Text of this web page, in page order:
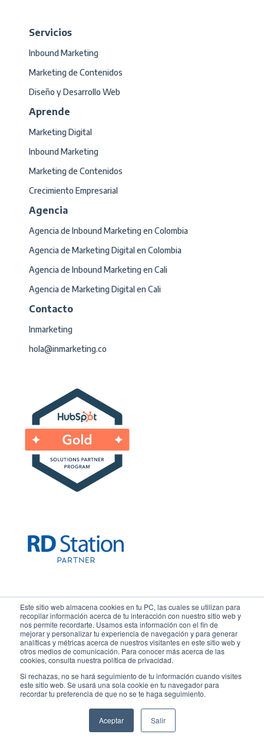
Este sitio web almacena cookies en tu PC, las cuales se utilizan para
recopilar información acerca de tu interacción con nuestro sitio web y
nos permite recordarte. Usamos esta información con el fin de
mejorar y personalizar tu experiencia de navegación y para generar
analíticas y métricas acerca de nuestros visitantes en este sitio web y
otros medios de comunicación. Para conocer más acerca de las
cookies, consulta nuestra política de privacidad.
Si rechazas, no se hará seguimiento de tu información cuando visites
este sitio web. Se usará una sola cookie en tu navegador para
recordar tu preferencia de que no se te haga seguimiento.
Aceptar Salir
Servicios
Inbound Marketing
Marketing de Contenidos
Diseño y Desarrollo Web
Aprende
Marketing Digital
Inbound Marketing
Marketing de Contenidos
Crecimiento Empresarial
Agencia
Agencia de Inbound Marketing en Colombia
Agencia de Marketing Digital en Colombia
Agencia de Inbound Marketing en Cali
Agencia de Marketing Digital en Cali
Contacto
Inmarketing
hola@inmarketing.co
Linkedin Facebook Instagram